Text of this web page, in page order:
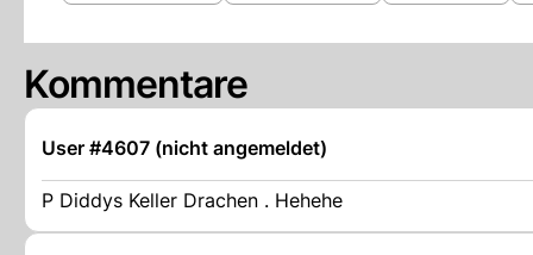
Kommentare
User #4607 (nicht angemeldet)
P Diddys Keller Drachen . Hehehe